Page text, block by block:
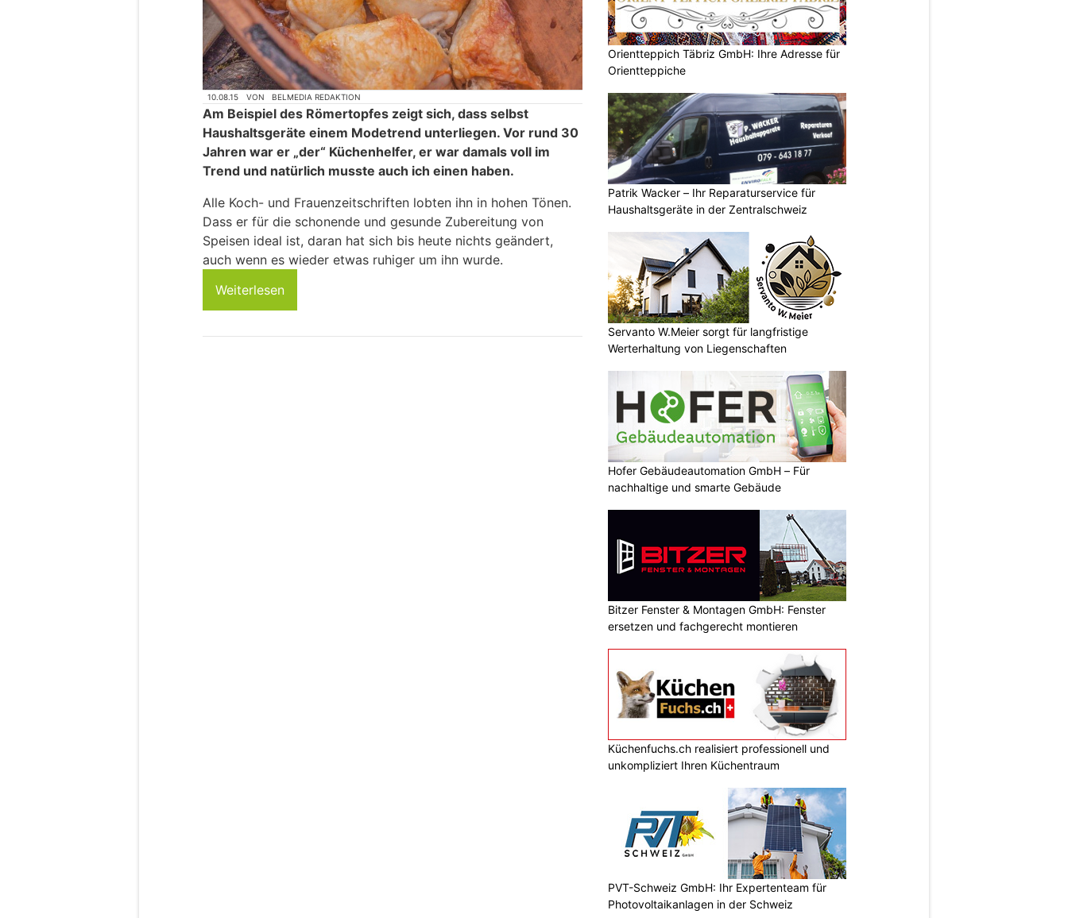
10.08.15 VON BELMEDIA REDAKTION
Am Beispiel des Römertopfes zeigt sich, dass selbst
Haushaltsgeräte einem Modetrend unterliegen. Vor rund 30
Jahren war er „der“ Küchenhelfer, er war damals voll im
Trend und natürlich musste auch ich einen haben.
Alle Koch- und Frauenzeitschriften lobten ihn in hohen Tönen.
Dass er für die schonende und gesunde Zubereitung von
Speisen ideal ist, daran hat sich bis heute nichts geändert,
auch wenn es wieder etwas ruhiger um ihn wurde.
Weiterlesen
Orientteppich Täbriz GmbH: Ihre Adresse für
Orientteppiche
Patrik Wacker – Ihr Reparaturservice für
Haushaltsgeräte in der Zentralschweiz
Servanto W.Meier sorgt für langfristige
Werterhaltung von Liegenschaften
Hofer Gebäudeautomation GmbH – Für
nachhaltige und smarte Gebäude
Bitzer Fenster & Montagen GmbH: Fenster
ersetzen und fachgerecht montieren
Küchenfuchs.ch realisiert professionell und
unkompliziert Ihren Küchentraum
PVT-Schweiz GmbH: Ihr Expertenteam für
Photovoltaikanlagen in der Schweiz